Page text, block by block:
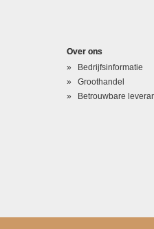
Over ons
Bedrijfsinformatie
Groothandel
Betrouwbare